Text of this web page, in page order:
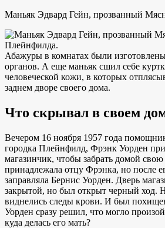
Маньяк Эдвард Гейн, прозванный
Абажуры в комнатах были
органов. А еще маньяк сшил себе
человеческой кожи, в которых
заднем дворе своего дома.
Что скрывал в своем
Вечером 16 ноября 1957 года
городка Плейнфилд, Фрэнк Уорден
магазинчик, чтобы забрать домой
принадлежала отцу Фрэнка, но после
заправляла Бернис Уорден. Дверь
закрытой, но был открыт черный ход.
виднелись следы крови. И был
Уорден сразу решил, что могло
куда делась его мать?